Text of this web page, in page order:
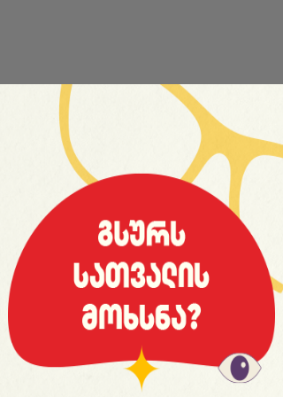
საიტის სრული ვერსია
© 2008 იანვარი, «მსოფლიო სპორტი»
ვებ-გვერდ WORLDSPORT.GE-ს ინფორმაციებისა და
ფოტომასალის გამოყენება, რედაქციასთან
შეთანხმების გარეშე, აკრძალულია!